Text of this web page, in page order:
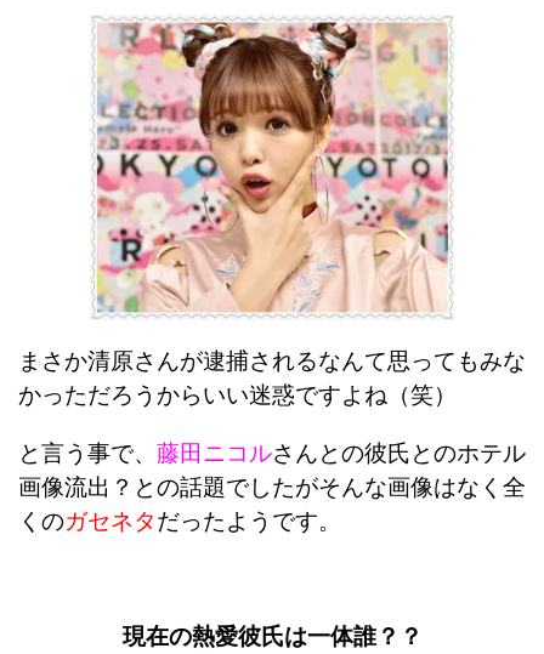
まさか清原さんが逮捕されるなんて思ってもみな
かっただろうからいい迷惑ですよね（笑）
と言う事で、 藤田ニコルさんとの彼氏とのホテル
画像流出？との話題でしたがそんな画像はなく全
くのガセネタだったようです。
現在の熱愛彼氏は一体誰？？